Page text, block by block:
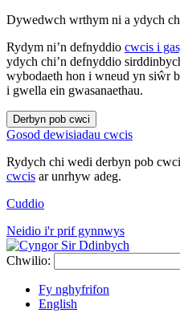
Dywedwch wrthym ni a ydych
Rydym ni’n defnyddio cwcis i
ydych chi’n defnyddio
wybodaeth hon i wneud yn siŵr
i gwella ein gwasanaethau.
Derbyn pob cwci
Gosod dewisiadau cwcis
Rydych chi wedi derbyn pob
cwcis ar unrhyw adeg.
Cuddio
Neidio i'r prif gynnwys
Chwilio:
Fy nghyfrifon
English